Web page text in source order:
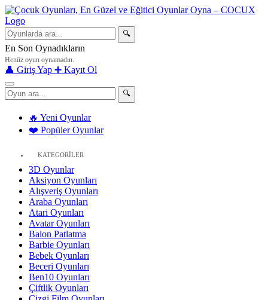
🔍
En Son Oynadıkların
Henüz oyun oynamadın.
👤 Giriş Yap ➕ Kayıt Ol
🔍
🔥 Yeni Oyunlar
❤️ Popüler Oyunlar
KATEGORİLER
3D Oyunlar
Aksiyon Oyunları
Alışveriş Oyunları
Araba Oyunları
Atari Oyunları
Avatar Oyunları
Balon Patlatma
Barbie Oyunları
Bebek Oyunları
Beceri Oyunları
Ben10 Oyunları
Çiftlik Oyunları